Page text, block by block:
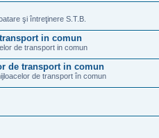
şi întreţinere S.T.B.
in comun
de transport in comun
de transport in comun
de transport în comun